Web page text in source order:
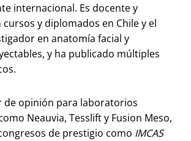
internacional. Es docente y
y diplomados en Chile y el
en anatomía facial y
y ha publicado múltiples
de opinión para laboratorios
Neauvia, Tesslift y Fusion Meso,
de prestigio como IMCAS